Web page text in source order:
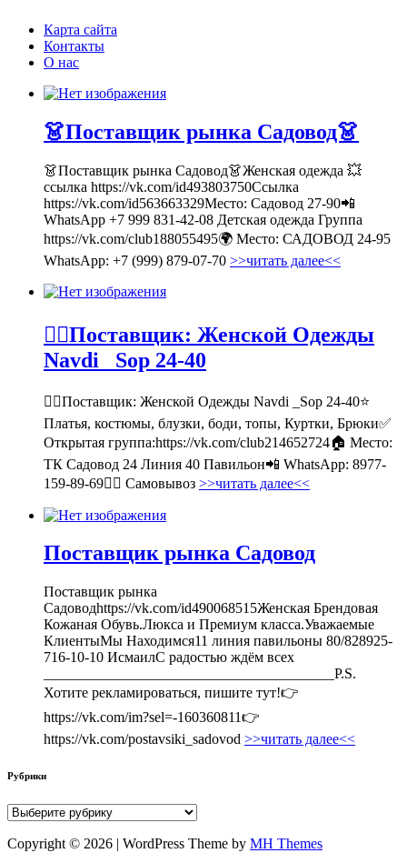
Карта сайта
Контакты
О нас
👗Поставщик рынка Садовод👗
👗Поставщик рынка Садовод👗Женская одежда 💥
ссылка https://vk.com/id493803750Ссылка
https://vk.com/id563663329Место: Садовод 27-90📲
WhatsApp +7 999 831-42-08 Детская одежда Группа
https://vk.com/club188055495🌍 Место: САДОВОД 24-95
WhatsApp: +7 (999) 879-07-70 >>читать далее<<
💁‍♂Поставщик: Женской Одежды
Navdi _Sop 24-40
💁‍♂Поставщик: Женской Одежды Navdi _Sop 24-40⭐
Платья, костюмы, блузки, боди, топы, Куртки, Брюки✅
Открытая группа:https://vk.com/club214652724🏠 Место:
ТК Садовод 24 Линия 40 Павильон📲 WhatsApp: 8977-
159-89-69🚶‍♀ Самовывоз >>читать далее<<
Поставщик рынка Садовод
Поставщик рынка
Садоводhttps://vk.com/id490068515Женская Брендовая
Кожаная Обувь.Люкса и Премиум класса.Уважаемые
КлиентыМы Находимся11 линия павильоны 80/828925-
716-10-10 ИсмаилС радостью ждём всех
________________________________________P.S.
Хотите рекламироваться, пишите тут!👉
https://vk.com/im?sel=-160360811👉
https://vk.com/postavsiki_sadovod >>читать далее<<
Рубрики
Рубрики
Copyright © 2026 | WordPress Theme by MH Themes